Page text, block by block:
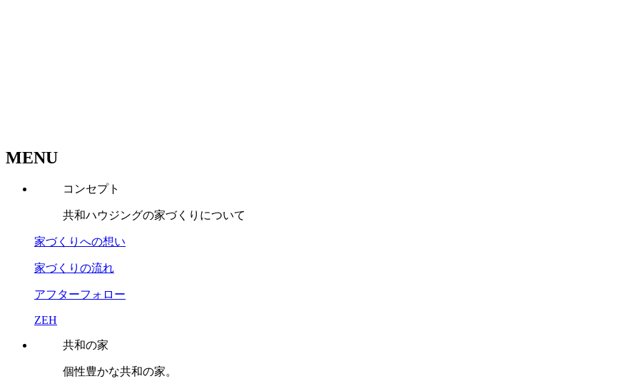
MENU
コンセプト
共和ハウジングの家づくりについて
家づくりへの想い
家づくりの流れ
アフターフォロー
ZEH
共和の家
個性豊かな共和の家。